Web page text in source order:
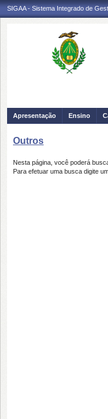
SIGAA - Sistema Integrado de
Apresentação Ensino
Outros
Nesta página, você poderá
Para efetuar uma busca digite